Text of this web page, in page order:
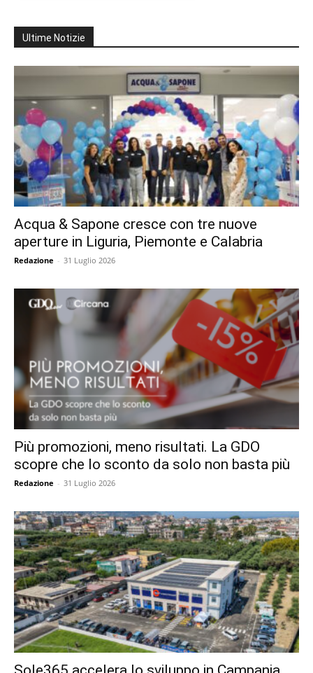
Ultime Notizie
Acqua & Sapone cresce con tre nuove
aperture in Liguria, Piemonte e Calabria
Redazione - 31 Luglio 2026
Più promozioni, meno risultati. La GDO
scopre che lo sconto da solo non basta più
Redazione - 31 Luglio 2026